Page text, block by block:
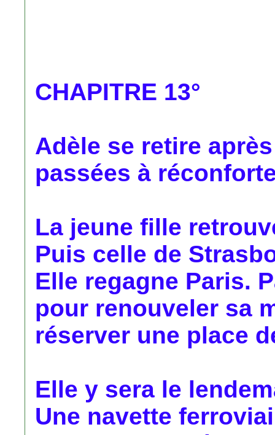
CHAPITRE 13°
Adèle se retire
passées à
La jeune fille
Puis celle de
Elle regagne Paris.
pour renouveler sa
réserver une place
Elle y sera le
Une navette